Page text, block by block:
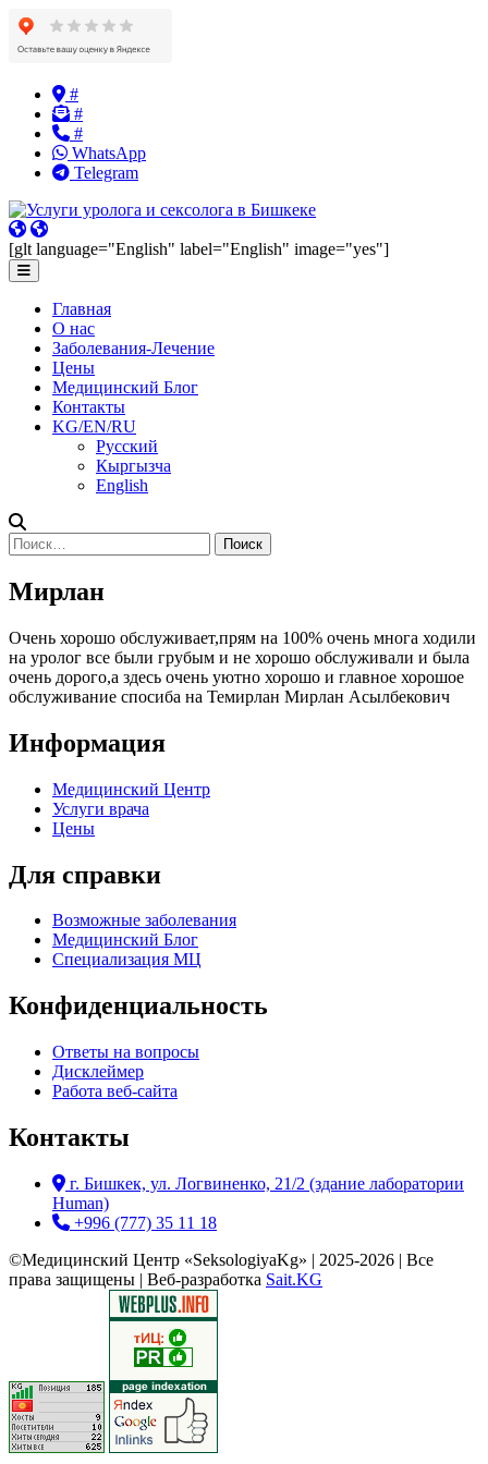
Skip
content
#
#
#
WhatsApp
Telegram
[glt language="English" label="English" image="yes"]
Главная
О нас
Заболевания-Лечение
Цены
Медицинский Блог
Контакты
KG/EN/RU
Русский
Кыргызча
English
Найти:
Мирлан
Очень хорошо обслуживает,прям на 100% очень многа ходили
на уролог все были грубым и не хорошо обслуживали и была
очень дорого,а здесь очень уютно хорошо и главное хорошое
обслуживание спосиба на Темирлан Мирлан Асылбекович
Информация
Медицинский Центр
Услуги врача
Цены
Для справки
Возможные заболевания
Медицинский Блог
Специализация МЦ
Конфиденциальность
Ответы на вопросы
Дисклеймер
Работа веб-сайта
Контакты
г. Бишкек, ул. Логвиненко, 21/2 (здание лаборатории
Human)
+996 (777) 35 11 18
©Медицинский Центр «SeksologiyaKg» | 2025-2026 | Все
права защищены | Веб-разработка Sait.KG